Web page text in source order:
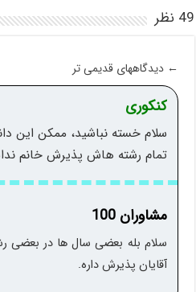
49 نظر
← دیدگاههای قدیمی تر
کنکوری
سلام خسته نباشید، ممکن این
تمام رشته هاش پذیرش خانم
مشاوران 100
سلام بله بعضی سال ها در بعضی
آقایان پذیرش داره.